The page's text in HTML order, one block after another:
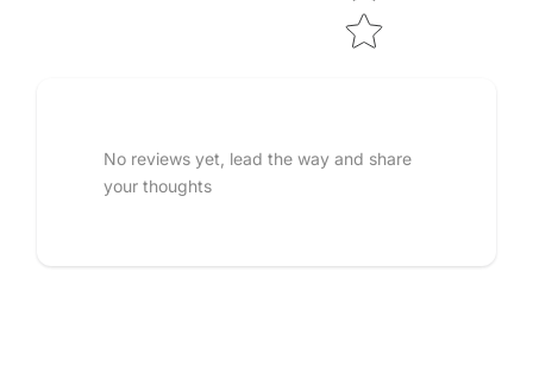
No reviews yet, lead the way and share
your thoughts